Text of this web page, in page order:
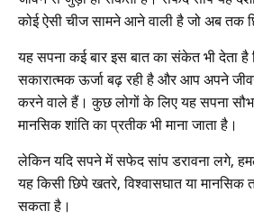
कोई ऐसी चीज सामने आने वाली है जो अब तक
यह सपना कई बार इस बात का संकेत भी देता
सकारात्मक ऊर्जा बढ़ रही है और आप अपने
करने वाले हैं। कुछ लोगों के लिए यह सपना
मानसिक शांति का प्रतीक भी माना जाता है।
लेकिन यदि सपने में सफेद सांप डरावना लगे,
यह किसी छिपे खतरे, विश्वासघात या मानसिक
सकता है।